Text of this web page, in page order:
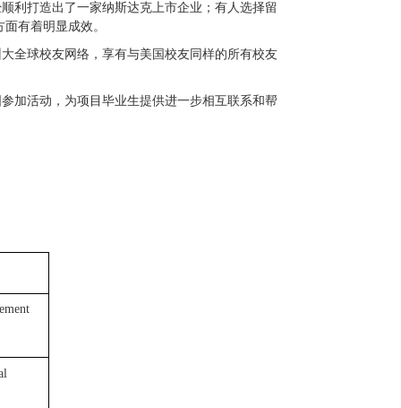
利打造出了一家纳斯达克上市企业；有人选择留
有着明显成效。
全球校友网络，享有与美国校友同样的所有校友
加活动，为项目毕业生提供进一步相互联系和帮